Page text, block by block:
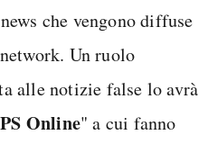
che vengono diffuse
Un ruolo
alle notizie false lo avrà
Online" a cui fanno